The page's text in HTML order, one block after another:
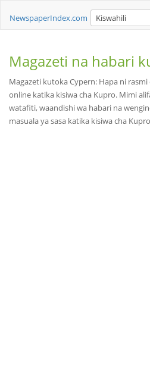
NewspaperIndex.com Kiswahili
Magazeti na habari
Magazeti kutoka Cypern: Hapa ni
online katika kisiwa cha Kupro. Mimi
watafiti, waandishi wa habari na
masuala ya sasa katika kisiwa cha